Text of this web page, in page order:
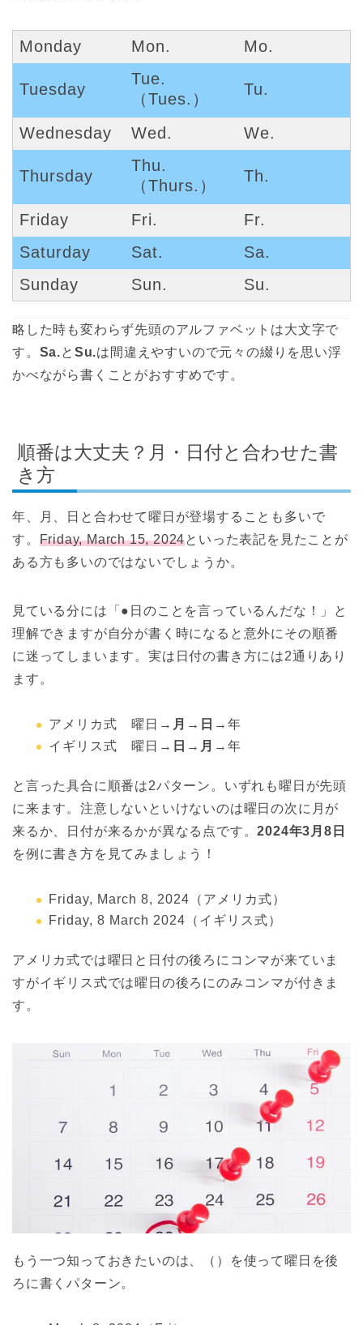
Monday Mon. Mo.
Tuesday
Tue.
（Tues.）
Tu.
Wednesday Wed. We.
Thursday
Thu.
（Thurs.）
Th.
Friday Fri.
Fr.
Saturday
Sat.
Sa.
Sunday
Sun. Su.
略した時も変わらず先頭のアルファベットは大文字で
す。 Sa.と Su.は間違えやすいので元々の綴りを思い浮
かべながら書くことがおすすめです。
順番は大丈夫？月・日付と合わせた書
き方
年、月、日と合わせて曜日が登場することも多いで
す。 Friday, March 15, 2024といった表記を見たことが
ある方も多いのではないでしょうか。
見ている分には「●日のことを言っているんだな！」と
理解できますが自分が書く時になると意外にその順番
に迷ってしまいます。実は日付の書き方には2通りあり
ます。
アメリカ式 曜日→ 月→日 →年
イギリス式 曜日→ 日→月 →年
と言った具合に順番は2パターン。いずれも曜日が先頭
に来ます。注意しないといけないのは曜日の次に月が
来るか、日付が来るかが異なる点です。2024年3月8日
を例に書き方を見てみましょう！
Friday, March 8, 2024（アメリカ式）
Friday, 8 March 2024（イギリス式）
アメリカ式では曜日と日付の後ろにコンマが来ていま
すがイギリス式では曜日の後ろにのみコンマが付きま
す。
もう一つ知っておきたいのは、（）を使って曜日を後
ろに書くパターン。